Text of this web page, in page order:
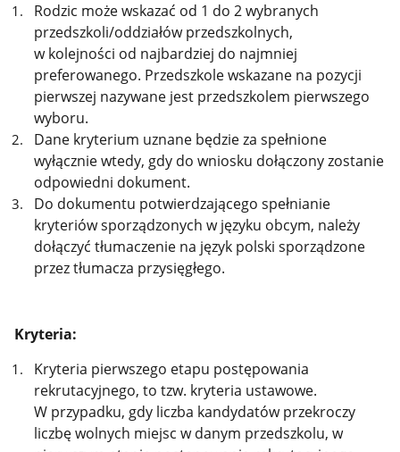
Rodzic może wskazać od 1 do 2 wybranych
przedszkoli/oddziałów przedszkolnych,
w kolejności od najbardziej do najmniej
preferowanego. Przedszkole wskazane na pozycji
pierwszej nazywane jest przedszkolem pierwszego
wyboru.
Dane kryterium uznane będzie za spełnione
wyłącznie wtedy, gdy do wniosku dołączony zostanie
odpowiedni dokument.
Do dokumentu potwierdzającego spełnianie
kryteriów sporządzonych w języku obcym, należy
dołączyć tłumaczenie na język polski sporządzone
przez tłumacza przysięgłego.
Kryteria:
Kryteria pierwszego etapu postępowania
rekrutacyjnego, to tzw. kryteria ustawowe.
W przypadku, gdy liczba kandydatów przekroczy
liczbę wolnych miejsc w danym przedszkolu, w